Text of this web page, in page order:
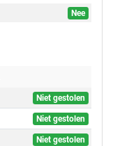
Nee
Niet gestolen
Niet gestolen
Niet gestolen